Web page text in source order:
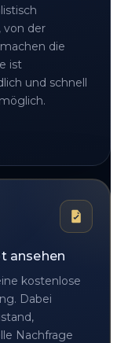
von der
die
ist
und schnell
ansehen
kostenlose
Dabei
Nachfrage